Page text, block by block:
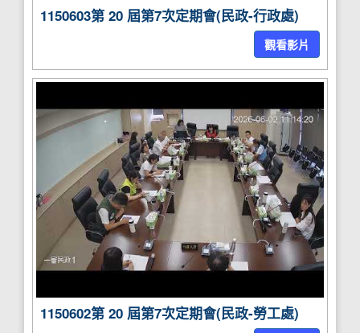
1150603第 20 屆第7次定期會(民政-行政處)
觀看影片
1150602第 20 屆第7次定期會(民政-勞工處)